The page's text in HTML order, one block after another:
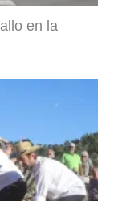
en la